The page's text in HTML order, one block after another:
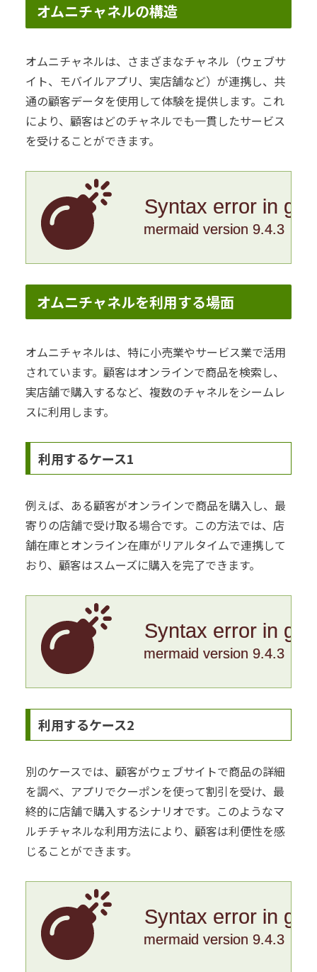
オムニチャネルの構造
オムニチャネルは、さまざまなチャネル（ウェブサ
イト、モバイルアプリ、実店舗など）が連携し、共
通の顧客データを使用して体験を提供します。これ
により、顧客はどのチャネルでも一貫したサービス
を受けることができます。
Syntax error in
mermaid version 9.4.3
オムニチャネルを利用する場面
オムニチャネルは、特に小売業やサービス業で活用
されています。顧客はオンラインで商品を検索し、
実店舗で購入するなど、複数のチャネルをシームレ
スに利用します。
利用するケース1
例えば、ある顧客がオンラインで商品を購入し、最
寄りの店舗で受け取る場合です。この方法では、店
舗在庫とオンライン在庫がリアルタイムで連携して
おり、顧客はスムーズに購入を完了できます。
Syntax error in
mermaid version 9.4.3
利用するケース2
別のケースでは、顧客がウェブサイトで商品の詳細
を調べ、アプリでクーポンを使って割引を受け、最
終的に店舗で購入するシナリオです。このようなマ
ルチチャネルな利用方法により、顧客は利便性を感
じることができます。
Syntax error in
mermaid version 9.4.3